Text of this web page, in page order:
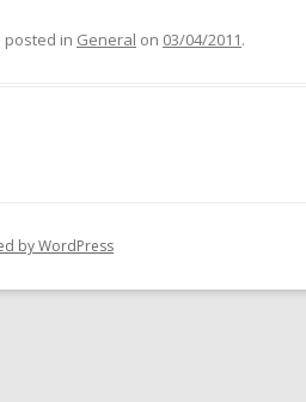
posted in General on 03/04/2011.
by WordPress